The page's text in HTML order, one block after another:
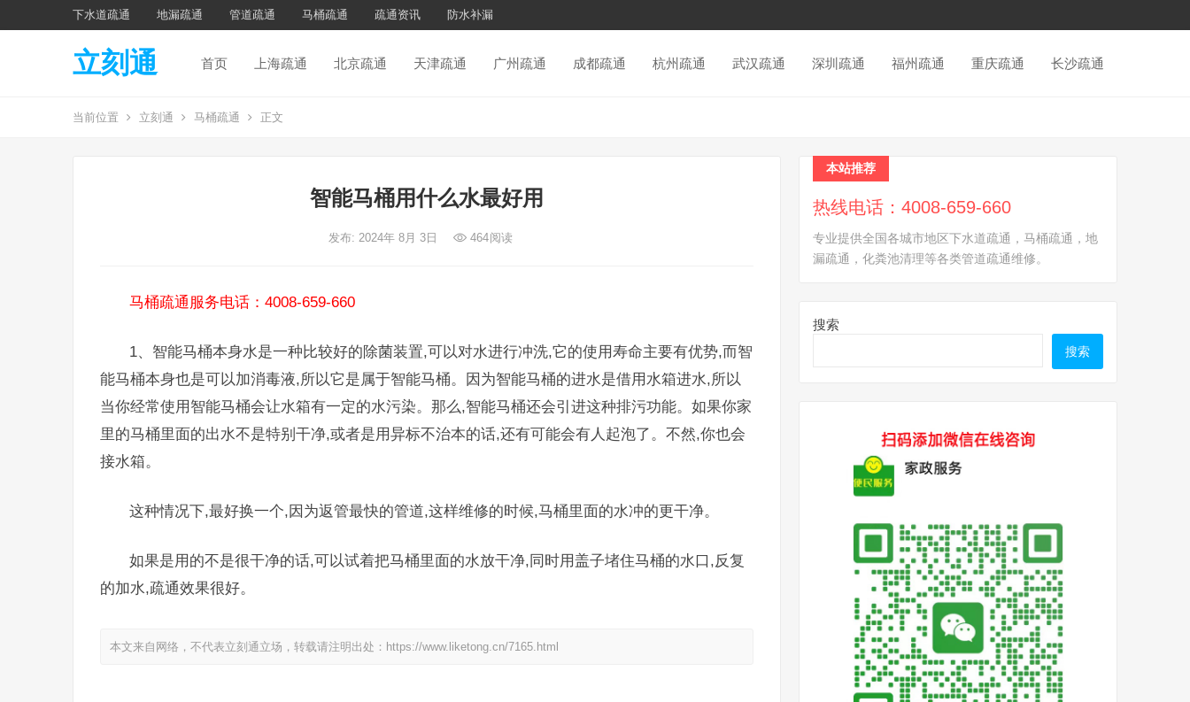
下水道疏通 地漏疏通 管道疏通 马桶疏通 疏通资讯 防水补漏
立刻通 首页 上海疏通 北京疏通 天津疏通 广州疏通 成都疏通 杭州疏通 武汉疏通 深圳疏通 福州疏通 重庆疏通 长沙疏通
当前位置 立刻通 马桶疏通 正文
智能马桶用什么水最好用
发布: 2024年 8月 3日 464阅读
马桶疏通服务电话：4008-659-660
1、智能马桶本身水是一种比较好的除菌装置,可以对水进行冲洗,它的使用寿命主要有优势,而智
能马桶本身也是可以加消毒液,所以它是属于智能马桶。因为智能马桶的进水是借用水箱进水,所以
当你经常使用智能马桶会让水箱有一定的水污染。那么,智能马桶还会引进这种排污功能。如果你家
里的马桶里面的出水不是特别干净,或者是用异标不治本的话,还有可能会有人起泡了。不然,你也会
接水箱。
这种情况下,最好换一个,因为返管最快的管道,这样维修的时候,马桶里面的水冲的更干净。
如果是用的不是很干净的话,可以试着把马桶里面的水放干净,同时用盖子堵住马桶的水口,反复
的加水,疏通效果很好。
本文来自网络，不代表立刻通立场，转载请注明出处：https://www.liketong.cn/7165.html
本站推荐
热线电话：4008-659-660
专业提供全国各城市地区下水道疏通，马桶疏通，地
漏疏通，化粪池清理等各类管道疏通维修。
搜索
搜索